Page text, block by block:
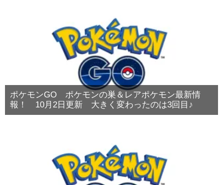
ポケモンGO ポケモンの巣＆レアポケモン最新情
報！ 10月2日更新 大きく変わったのは3回目♪